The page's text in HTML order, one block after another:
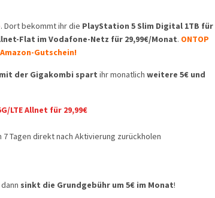
. Dort bekommt ihr die PlayStation 5 Slim Digital 1TB für
Flat im Vodafone-Netz für 29,99€/Monat. ONTOP
Gutschein!
der Gigakombi spart ihr monatlich weitere 5€ und
LTE Allnet für 29,99€
Tagen direkt nach Aktivierung zurückholen
sinkt die Grundgebühr um 5€ im Monat!